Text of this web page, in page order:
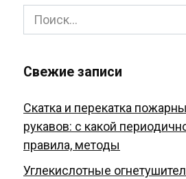
Search
for:
Свежие записи
Скатка и перекатка
рукавов: с какой
правила, методы
Углекислотные